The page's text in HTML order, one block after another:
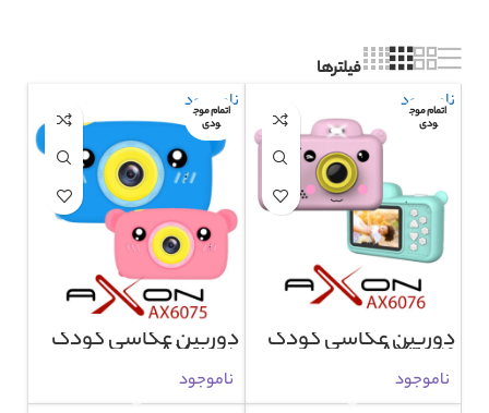
فیلترها
ناموجود
اتمام موج
ودی
دوربین عکاسی کودک
AX6076
ناموجود
ناموجود
اتمام موج
ودی
دوربین عکاسی کودک
AX6075
ناموجود